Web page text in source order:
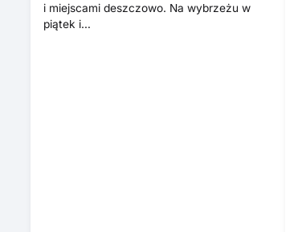
i miejscami deszczowo. Na wybrzeżu w
piątek i…